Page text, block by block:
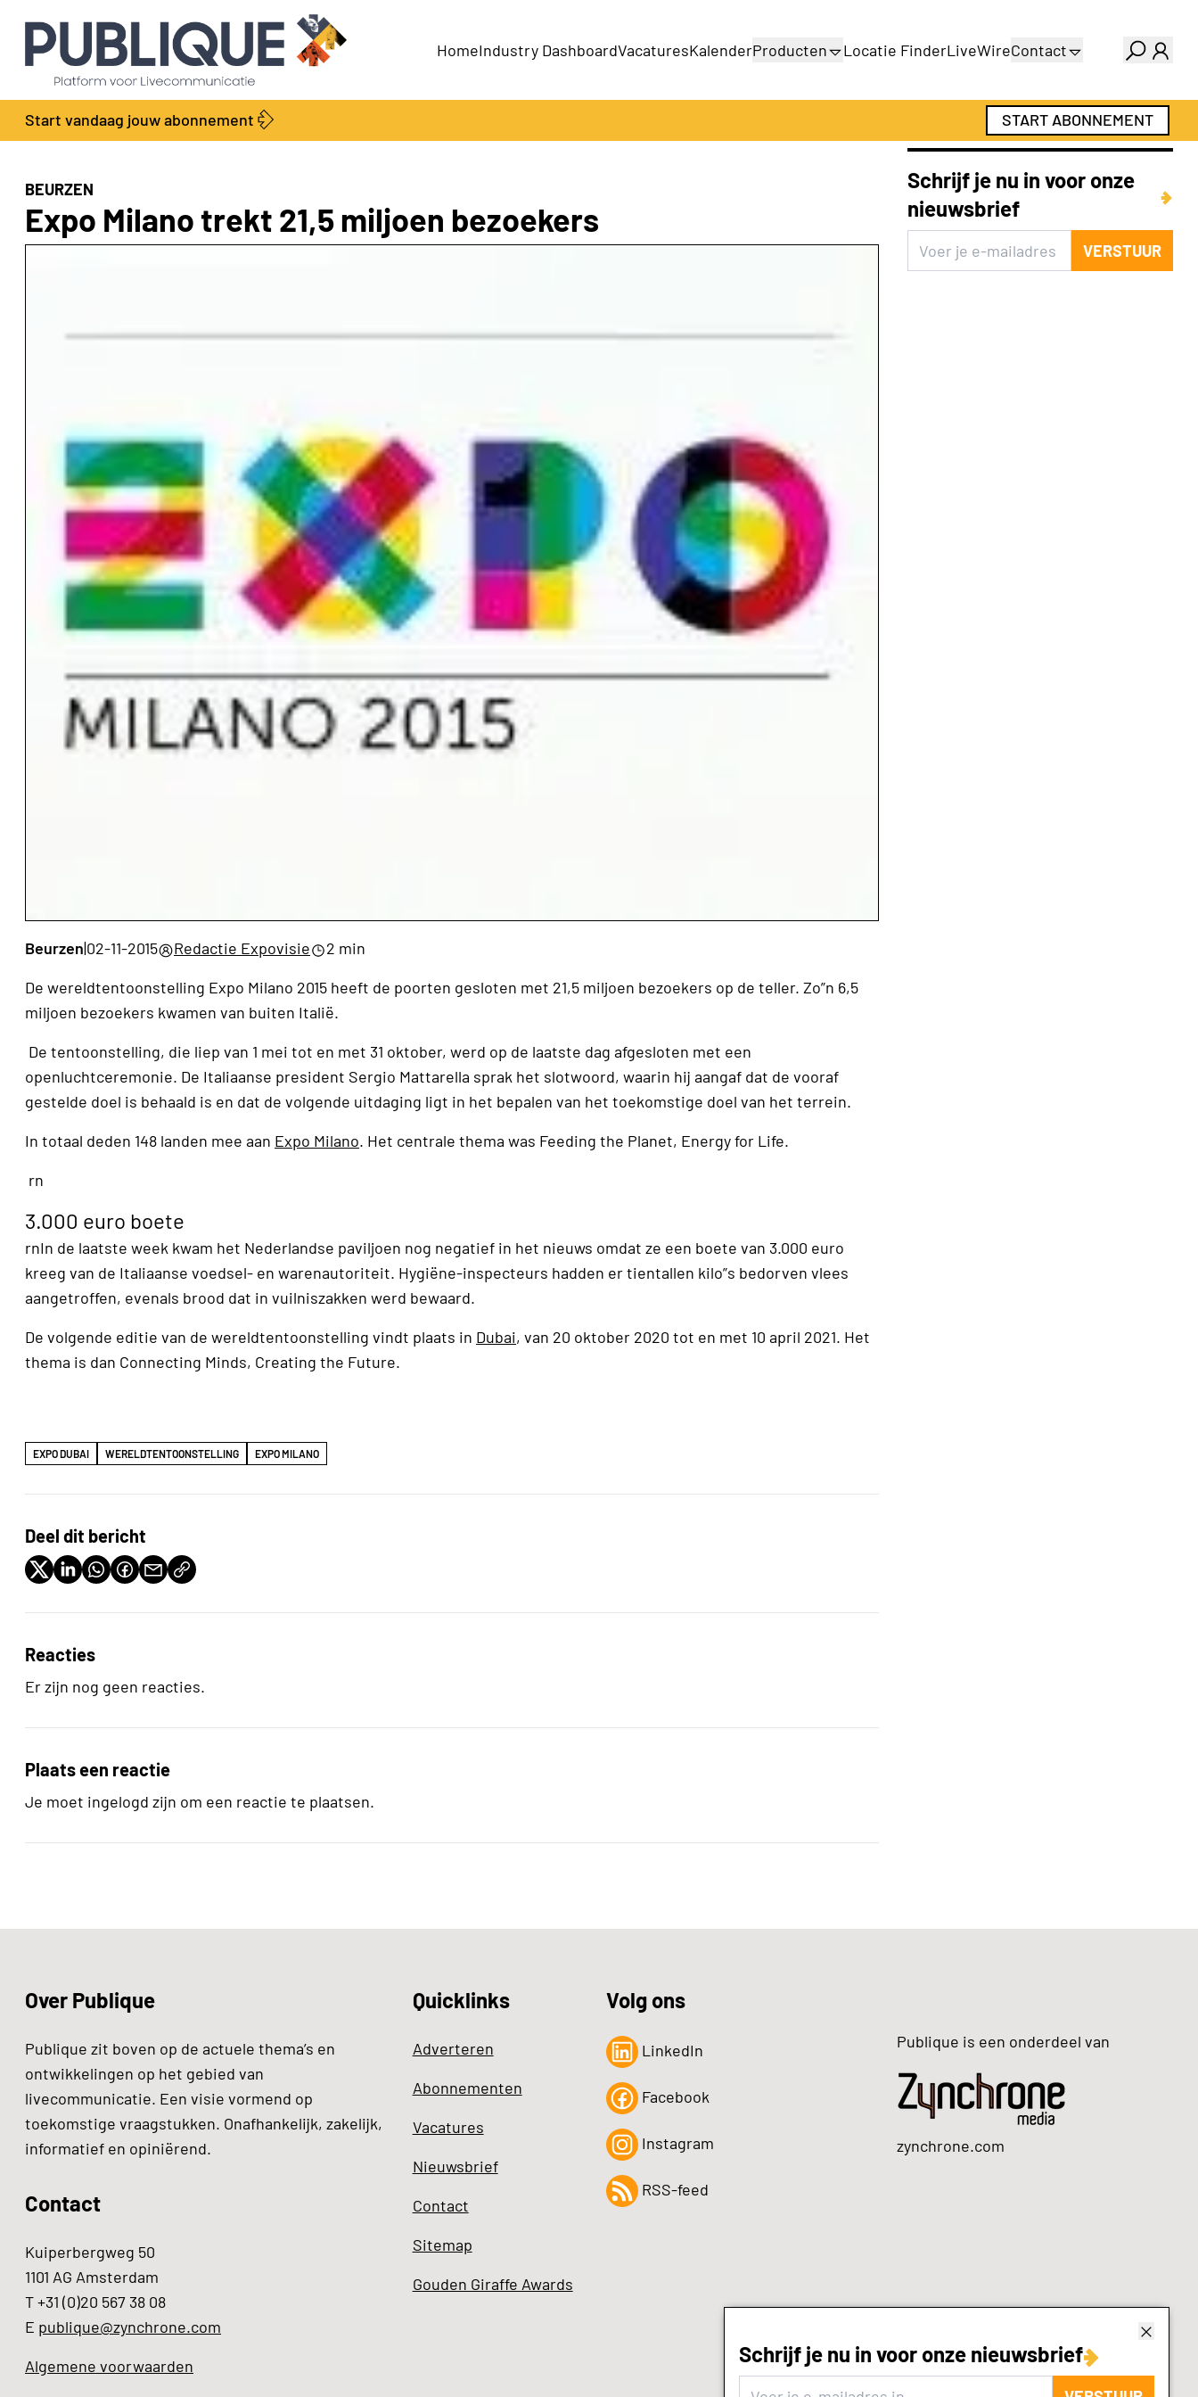
HomeIndustry DashboardVacaturesKalenderProducten
Productengids
Locatie FinderLiveWireContact
Adverteren
Abonnementen
Start vandaag jouw abonnement START ABONNEMENT
BEURZEN
Expo Milano trekt 21,5 miljoen bezoekers
Beurzen|02-11-2015 Redactie Expovisie
2 min
De wereldtentoonstelling Expo Milano 2015 heeft de poorten gesloten met 21,5 miljoen bezoekers op de teller. Zo”n 6,5
miljoen bezoekers kwamen van buiten Italië.
De tentoonstelling, die liep van 1 mei tot en met 31 oktober, werd op de laatste dag afgesloten met een
openluchtceremonie. De Italiaanse president Sergio Mattarella sprak het slotwoord, waarin hij aangaf dat de vooraf
gestelde doel is behaald is en dat de volgende uitdaging ligt in het bepalen van het toekomstige doel van het terrein.
In totaal deden 148 landen mee aan Expo Milano. Het centrale thema was Feeding the Planet, Energy for Life.
rn
3.000 euro boete
rnIn de laatste week kwam het Nederlandse paviljoen nog negatief in het nieuws omdat ze een boete van 3.000 euro
kreeg van de Italiaanse voedsel- en warenautoriteit. Hygiëne-inspecteurs hadden er tientallen kilo”s bedorven vlees
aangetroffen, evenals brood dat in vuilniszakken werd bewaard.
De volgende editie van de wereldtentoonstelling vindt plaats in Dubai, van 20 oktober 2020 tot en met 10 april 2021. Het
thema is dan Connecting Minds, Creating the Future.
EXPO DUBAI WERELDTENTOONSTELLING EXPO MILANO
Deel dit bericht
Reacties
Er zijn nog geen reacties.
Plaats een reactie
Je moet ingelogd zijn om een reactie te plaatsen.
Schrijf je nu in voor onze nieuwsbrief
Schrijf je nu in voor onze
nieuwsbrief
VERSTUUR
Over Publique
Publique zit boven op de actuele thema’s en
ontwikkelingen op het gebied van
livecommunicatie. Een visie vormend op
toekomstige vraagstukken. Onafhankelijk, zakelijk,
informatief en opiniërend.
Contact
Kuiperbergweg 50
1101 AG Amsterdam
T +31 (0)20 567 38 08
E publique@zynchrone.com
Algemene voorwaarden
Quicklinks
Adverteren
Abonnementen
Vacatures
Nieuwsbrief
Contact
Sitemap
Gouden Giraffe Awards
Volg ons
LinkedIn
Facebook
Instagram
RSS-feed
Publique is een onderdeel van
zynchrone.com